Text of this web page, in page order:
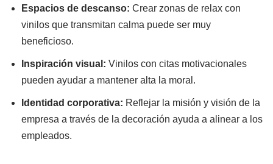
Espacios de descanso: Crear zonas de relax con
vinilos que transmitan calma puede ser muy
beneficioso.
Inspiración visual: Vinilos con citas motivacionales
pueden ayudar a mantener alta la moral.
Identidad corporativa: Reflejar la misión y visión de la
empresa a través de la decoración ayuda a alinear a los
empleados.